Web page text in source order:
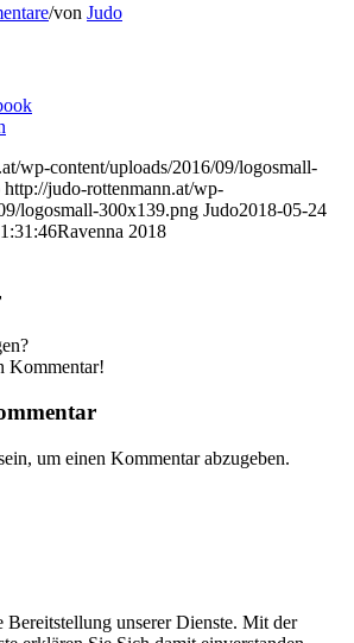
/von Judo
wp-content/uploads/2016/09/logosmall-
http://judo-rottenmann.at/wp-
logosmall-300x139.png Judo2018-05-24
Ravenna 2018
Kommentar!
um einen Kommentar abzugeben.
Bereitstellung unserer Dienste. Mit der